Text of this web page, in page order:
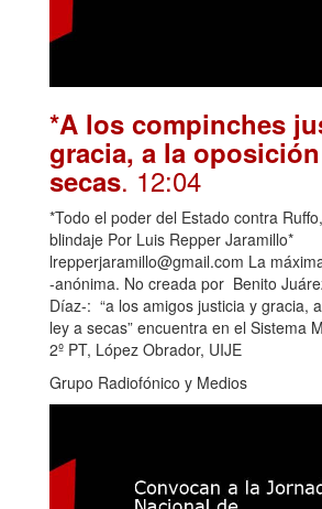
*A los compinches
gracia, a la
secas. 12:04
*Todo el poder del Estado contra
blindaje Por Luis Repper Jaramillo*
lrepperjaramillo@gmail.com La
-anónima. No creada por Benito
Díaz-: “a los amigos justicia y gracia,
ley a secas” encuentra en el Sistema
2º PT, López Obrador, UIJE
Grupo Radiofónico y Medios